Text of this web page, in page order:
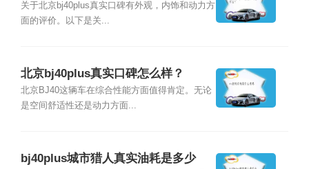
关于北京bj40plus真实口碑有外观，内饰和动力方
面的评价。以下是关...
北京bj40plus真实口碑怎么样？
北京BJ40这辆车在综合性能方面值得肯定。无论
是空间舒适性还是动力方面...
bj40plus城市猎人真实油耗是多少